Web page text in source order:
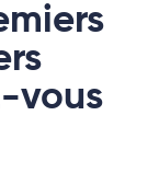
vous